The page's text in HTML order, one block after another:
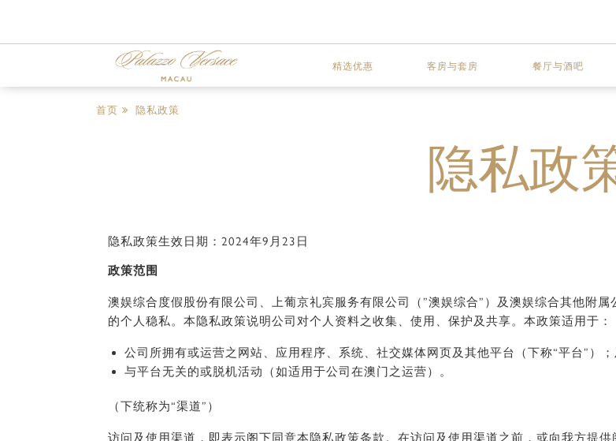
精选优惠 客房与套房 餐厅与酒吧
首页 隐私政策
隐私政
隐私政策生效日期：2024年9月23日
政策范围
澳娱综合度假股份有限公司、上葡京礼宾服务有限公司（”澳娱综合”）及澳娱综合其他附属
的个人稳私。本隐私政策说明公司对个人资料之收集、使用、保护及共享。本政策适用于：
公司所拥有或运营之网站、应用程序、系统、社交媒体网页及其他平台（下称“平台”）；
与平台无关的或脱机活动（如适用于公司在澳门之运营）。
（下统称为“渠道”）
访问及使用渠道，即表示阁下同意本隐私政策条款。在访问及使用渠道之前，或向我方提